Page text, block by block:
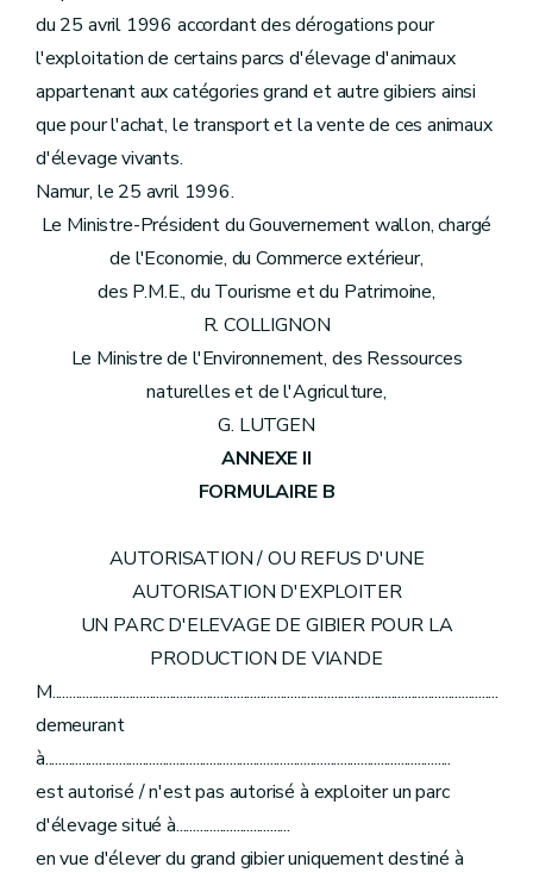
du 25 avril 1996 accordant des dérogations pour
l'exploitation de certains parcs d'élevage d'animaux
appartenant aux catégories grand et autre gibiers ainsi
que pour l'achat, le transport et la vente de ces animaux
d'élevage vivants.
Namur, le 25 avril 1996.
Le Ministre-Président du Gouvernement wallon, chargé
de l'Economie, du Commerce extérieur,
des P.M.E., du Tourisme et du Patrimoine,
R. COLLIGNON
Le Ministre de l'Environnement, des Ressources
naturelles et de l'Agriculture,
G. LUTGEN
ANNEXE II
FORMULAIRE B
AUTORISATION / OU REFUS D'UNE
AUTORISATION D'EXPLOITER
UN PARC D'ELEVAGE DE GIBIER POUR LA
PRODUCTION DE VIANDE
M.....................................................................................................................................
demeurant
à.........................................................................................................................
est autorisé / n'est pas autorisé à exploiter un parc
d'élevage situé à..................................
en vue d'élever du grand gibier uniquement destiné à